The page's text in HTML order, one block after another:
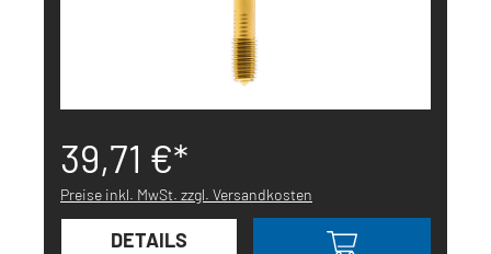
39,71 €*
Preise inkl. MwSt. zzgl. Versandkosten
DETAILS